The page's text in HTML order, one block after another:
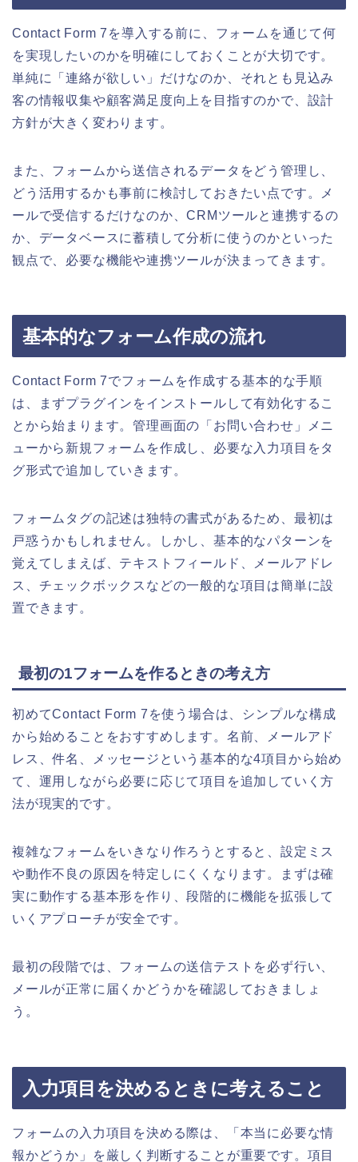
Contact Form 7を導入する前に、フォームを通じて何
を実現したいのかを明確にしておくことが大切です。
単純に「連絡が欲しい」だけなのか、それとも見込み
客の情報収集や顧客満足度向上を目指すのかで、設計
方針が大きく変わります。
また、フォームから送信されるデータをどう管理し、
どう活用するかも事前に検討しておきたい点です。メ
ールで受信するだけなのか、CRMツールと連携するの
か、データベースに蓄積して分析に使うのかといった
観点で、必要な機能や連携ツールが決まってきます。
基本的なフォーム作成の流れ
Contact Form 7でフォームを作成する基本的な手順
は、まずプラグインをインストールして有効化するこ
とから始まります。管理画面の「お問い合わせ」メニ
ューから新規フォームを作成し、必要な入力項目をタ
グ形式で追加していきます。
フォームタグの記述は独特の書式があるため、最初は
戸惑うかもしれません。しかし、基本的なパターンを
覚えてしまえば、テキストフィールド、メールアドレ
ス、チェックボックスなどの一般的な項目は簡単に設
置できます。
最初の1フォームを作るときの考え方
初めてContact Form 7を使う場合は、シンプルな構成
から始めることをおすすめします。名前、メールアド
レス、件名、メッセージという基本的な4項目から始め
て、運用しながら必要に応じて項目を追加していく方
法が現実的です。
複雑なフォームをいきなり作ろうとすると、設定ミス
や動作不良の原因を特定しにくくなります。まずは確
実に動作する基本形を作り、段階的に機能を拡張して
いくアプローチが安全です。
最初の段階では、フォームの送信テストを必ず行い、
メールが正常に届くかどうかを確認しておきましょ
う。
入力項目を決めるときに考えること
フォームの入力項目を決める際は、「本当に必要な情
報かどうか」を厳しく判断することが重要です。項目